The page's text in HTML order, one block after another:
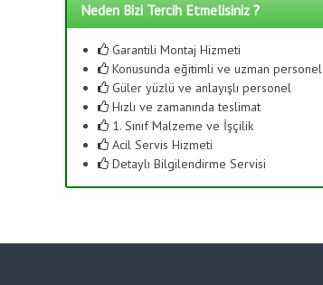
Neden Bizi Tercih Etmelisiniz ?
Garantili Montaj Hizmeti
Konusunda eğitimli ve uzman personel
Güler yüzlü ve anlayışlı personel
Hızlı ve zamanında teslimat
1. Sınıf Malzeme ve İşçilik
Acil Servis Hizmeti
Detaylı Bilgilendirme Servisi